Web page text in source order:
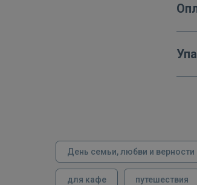
День семьи, любви и верности
для кафе путешествия